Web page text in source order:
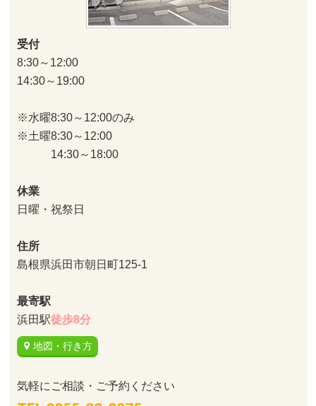
受付
8:30～12:00
14:30～19:00
※水曜8:30～12:00のみ
※土曜8:30～12:00
14:30～18:00
休業
日曜・祝祭日
住所
島根県浜田市朝日町125-1
最寄駅
浜田駅徒歩8分
地図・行き方
気軽にご相談・ご予約ください